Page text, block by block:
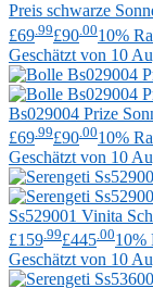
Preis schwarze
£69 .99£90 .0010%
Geschätzt von 10
Bs029004 Prize
£69 .99£90 .0010%
Geschätzt von 10
Ss529001 Vinita
£159 .99£445 .0010%
Geschätzt von 10